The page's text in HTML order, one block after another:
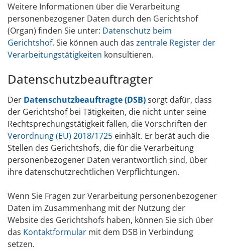
Weitere Informationen über die Verarbeitung
personenbezogener Daten durch den Gerichtshof
(Organ) finden Sie unter: Datenschutz beim
Gerichtshof. Sie können auch das zentrale Register der
Verarbeitungstätigkeiten konsultieren.
Datenschutzbeauftragter
Der Datenschutzbeauftragte (DSB)sorgt dafür, dass
der Gerichtshof bei Tätigkeiten, die nicht unter seine
Rechtsprechungstätigkeit fallen, die Vorschriften der
Verordnung (EU) 2018/1725 einhält. Er berät auch die
Stellen des Gerichtshofs, die für die Verarbeitung
personenbezogener Daten verantwortlich sind, über
ihre datenschutzrechtlichen Verpflichtungen.
Wenn Sie Fragen zur Verarbeitung personenbezogener
Daten im Zusammenhang mit der Nutzung der
Website des Gerichtshofs haben, können Sie sich über
das Kontaktformular mit dem DSB in Verbindung
setzen.